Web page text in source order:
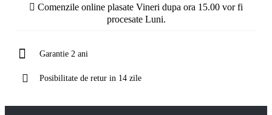
Comenzile online plasate Vineri dupa ora 15.00 vor fi
procesate Luni.
Garantie 2 ani
Posibilitate de retur in 14 zile